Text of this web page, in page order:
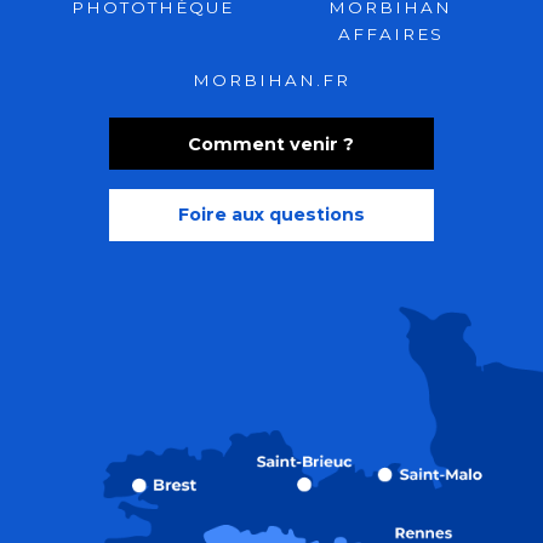
Comment venir ?
Foire aux questions
PHOTOTHÈQUE
MORBIHAN
AFFAIRES
MORBIHAN.FR